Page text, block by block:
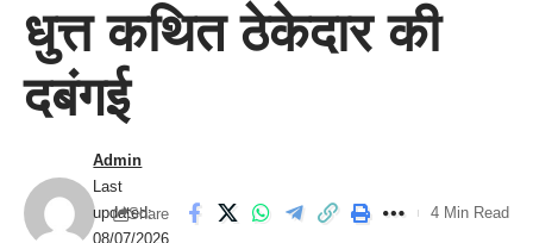
धुत्त कथित ठेकेदार की
दबंगई
Last
updated:
08/07/2026
Admin
Share 4 Min Read